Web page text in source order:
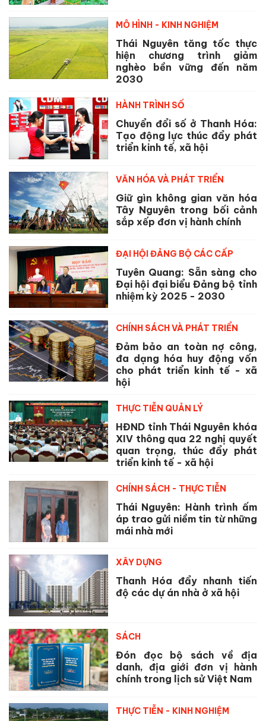
MÔ HÌNH - KINH NGHIỆM
Thái Nguyên tăng tốc thực
hiện chương trình giảm
nghèo bền vững đến năm
2030
HÀNH TRÌNH SỐ
Chuyển đổi số ở Thanh Hóa:
Tạo động lực thúc đẩy phát
triển kinh tế, xã hội
VĂN HÓA VÀ PHÁT TRIỂN
Giữ gìn không gian văn hóa
Tây Nguyên trong bối cảnh
sắp xếp đơn vị hành chính
ĐẠI HỘI ĐẢNG BỘ CÁC CẤP
Tuyên Quang: Sẵn sàng cho
Đại hội đại biểu Đảng bộ tỉnh
nhiệm kỳ 2025 - 2030
CHÍNH SÁCH VÀ PHÁT TRIỂN
Đảm bảo an toàn nợ công,
đa dạng hóa huy động vốn
cho phát triển kinh tế - xã
hội
THỰC TIỄN QUẢN LÝ
HĐND tỉnh Thái Nguyên khóa
XIV thông qua 22 nghị quyết
quan trọng, thúc đẩy phát
triển kinh tế - xã hội
CHÍNH SÁCH - THỰC TIỄN
Thái Nguyên: Hành trình ấm
áp trao gửi niềm tin từ những
mái nhà mới
XÂY DỰNG
Thanh Hóa đẩy nhanh tiến
độ các dự án nhà ở xã hội
SÁCH
Đón đọc bộ sách về địa
danh, địa giới đơn vị hành
chính trong lịch sử Việt Nam
THỰC TIỄN - KINH NGHIỆM